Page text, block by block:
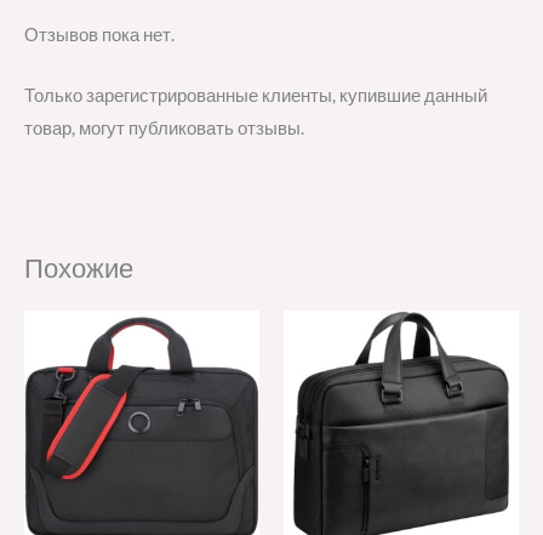
Отзывов пока нет.
Только зарегистрированные клиенты, купившие данный
товар, могут публиковать отзывы.
Похожие